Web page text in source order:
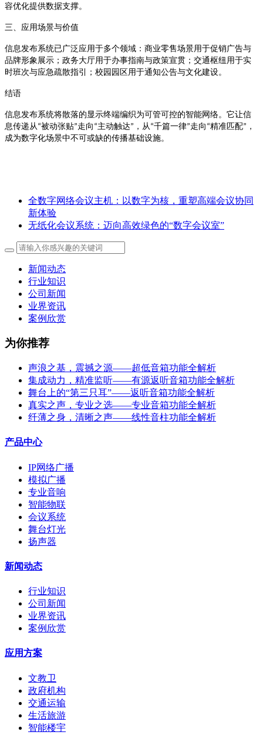
容优化提供数据支撑。
三、应用场景与价值
信息发布系统已广泛应用于多个领域：商业零售场景用于促销广告与
品牌形象展示；政务大厅用于办事指南与政策宣贯；交通枢纽用于实
时班次与应急疏散指引；校园园区用于通知公告与文化建设。
结语
信息发布系统将散落的显示终端编织为可管可控的智能网络。它让信
息传递从“被动张贴”走向 “主动触达” ，从 “千篇一律”走向 “精准匹配” ，
成为数字化场景中不可或缺的传播基础设施。
全数字网络会议主机：以数字为核，重塑高端会议协同
新体验
无纸化会议系统：迈向高效绿色的“数字会议室”
新闻动态
行业知识
公司新闻
业界资讯
案例欣赏
为你推荐
声浪之基，震撼之源——超低音箱功能全解析
集成动力，精准监听——有源返听音箱功能全解析
舞台上的“第三只耳”——返听音箱功能全解析
真实之声，专业之选——专业音箱功能全解析
纤薄之身，清晰之声——线性音柱功能全解析
产品中心
IP网络广播
模拟广播
专业音响
智能物联
会议系统
舞台灯光
扬声器
新闻动态
行业知识
公司新闻
业界资讯
案例欣赏
应用方案
文教卫
政府机构
交通运输
生活旅游
智能楼宇